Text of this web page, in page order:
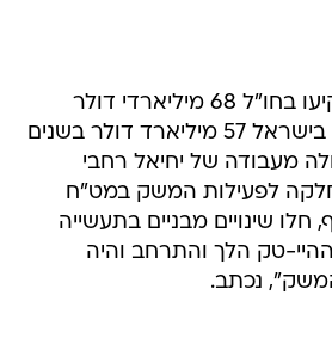
"תושבי ישראל השקיעו בחו"ל 68 מיליארדי דולר
ותושבי חוץ השקיעו בישראל 57 מיליארד דולר בשנים
כך עולה מעבודה של יחיאל רחבי
לפעילות המשק במט"ח
חלו שינויים מבניים בתעשייה
טק הלך והתרחב והיה
נכתב.